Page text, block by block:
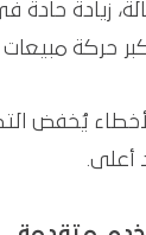
زيادة حادة
حركة مبيعات
يُخفض
أعلى.